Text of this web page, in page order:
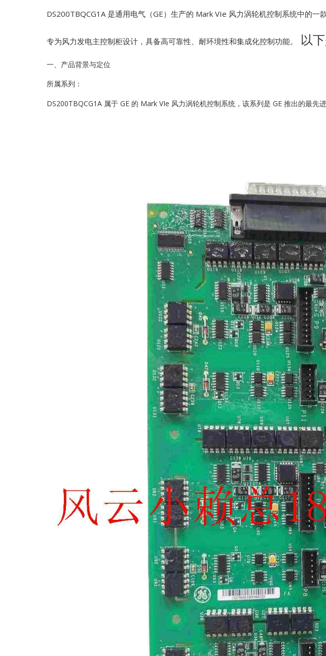
DS200TBQCG1A 是通用电气（GE）生产的 Mark VIe 风力涡轮机控制系统中的一
专为风力发电主控制柜设计，具备高可靠性、耐环境性和集成化控制功能。 以
一、产品背景与定位
所属系列：
DS200TBQCG1A 属于 GE 的 Mark VIe 风力涡轮机控制系统，该系列是 GE 推出的最